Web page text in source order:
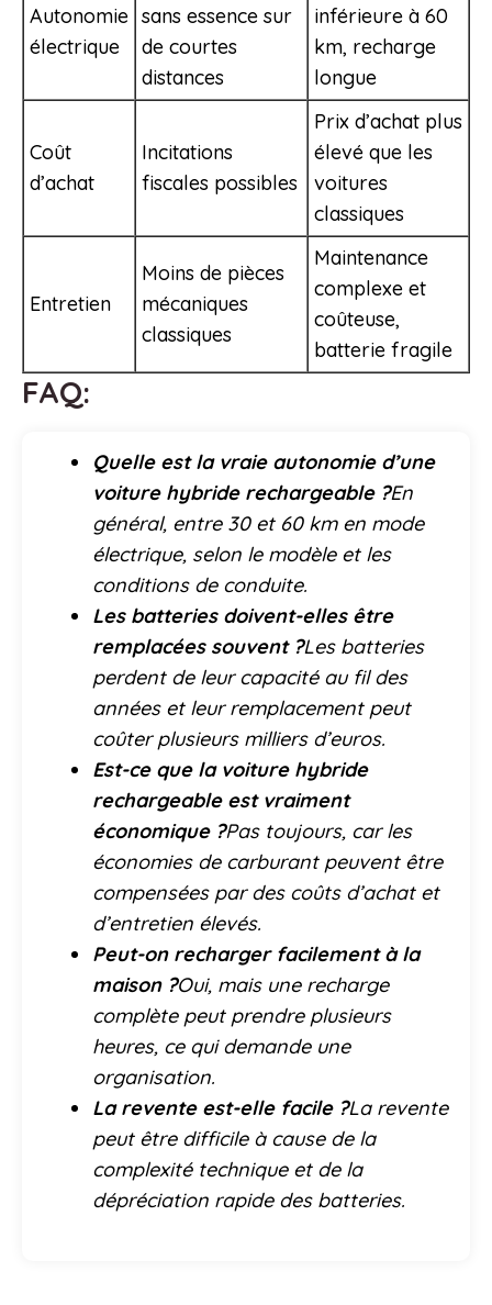
Autonomie
électrique
sans essence sur
de courtes
distances
inférieure à 60
km, recharge
longue
Coût
d’achat
Incitations
fiscales possibles
Prix d’achat plus
élevé que les
voitures
classiques
Entretien
Moins de pièces
mécaniques
classiques
Maintenance
complexe et
coûteuse,
batterie fragile
FAQ:
Quelle est la vraie autonomie d’une
voiture hybride rechargeable ?En
général, entre 30 et 60 km en mode
électrique, selon le modèle et les
conditions de conduite.
Les batteries doivent-elles être
remplacées souvent ?Les batteries
perdent de leur capacité au fil des
années et leur remplacement peut
coûter plusieurs milliers d’euros.
Est-ce que la voiture hybride
rechargeable est vraiment
économique ?Pas toujours, car les
économies de carburant peuvent être
compensées par des coûts d’achat et
d’entretien élevés.
Peut-on recharger facilement à la
maison ?Oui, mais une recharge
complète peut prendre plusieurs
heures, ce qui demande une
organisation.
La revente est-elle facile ?La revente
peut être difficile à cause de la
complexité technique et de la
dépréciation rapide des batteries.